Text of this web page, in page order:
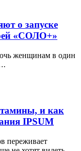
о запуске
«СОЛО+»
женщинам в один
и как
IPSUM
переживает